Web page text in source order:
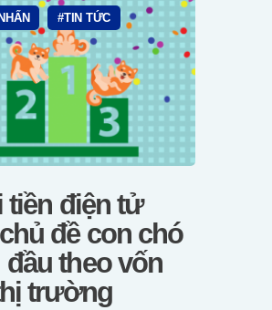
Báo Chí
Việt
TIN TỨC
tiền điện tử
đề con chó
đầu theo vốn
trường